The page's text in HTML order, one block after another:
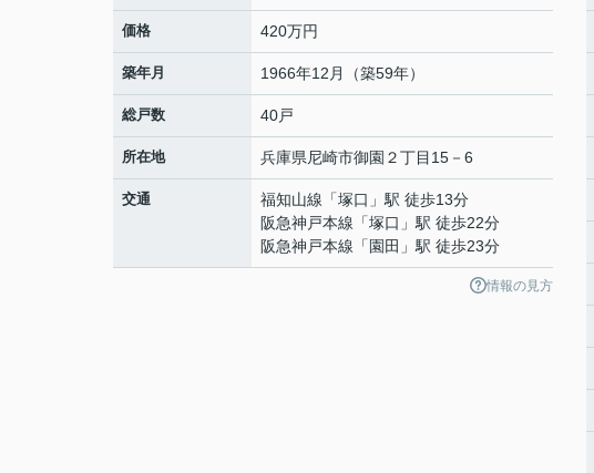
価格 420万円
築年月 1966年12月（築59年）
総戸数 40戸
所在地 兵庫県尼崎市御園 ２丁目15－6
交通 福知山線 「塚口 」駅 徒歩13分
阪急神戸本線 「塚口 」駅 徒歩22分
阪急神戸本線 「 園田 」駅 徒歩23分
情報の見方